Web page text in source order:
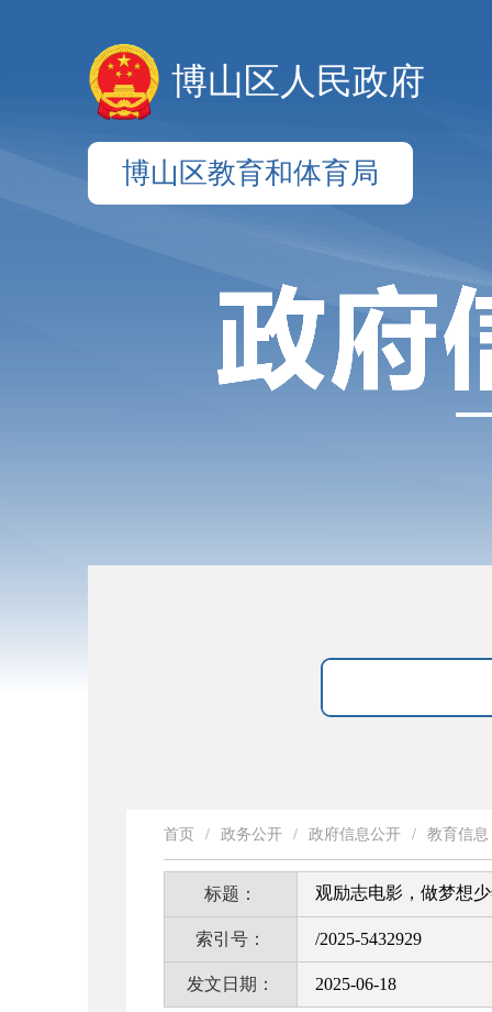
博山区人民政府
博山区教育和体育局
首页 / 政务公开 / 政府信息公开 / 教育信息
标题： 观励志电影，做梦想
索引号： /2025-5432929
发文日期： 2025-06-18